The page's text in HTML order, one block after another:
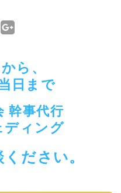
T
g
l
e
+
で
シ
ア
ら、
日まで
幹事代行
ディング
ださい。